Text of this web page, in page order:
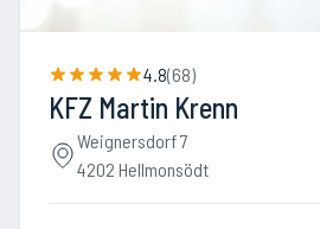
4.8(68)
KFZ Martin Krenn
Weignersdorf 7
4202 Hellmonsödt